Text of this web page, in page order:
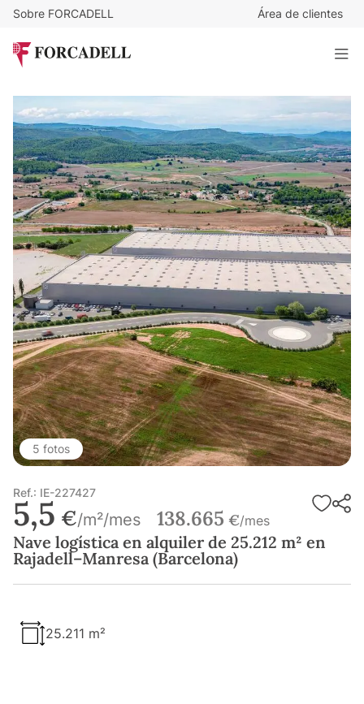
Sobre FORCADELL Área de clientes
Nave logística en alquiler de 25.212 m² en Rajadell–
Manresa (Barcelona)
5 fotos
Ref.: IE-227427
5,5 €/m²/mes 138.665 €/mes
Nave logística en alquiler de 25.212 m² en
Rajadell–Manresa (Barcelona)
25.211 m²